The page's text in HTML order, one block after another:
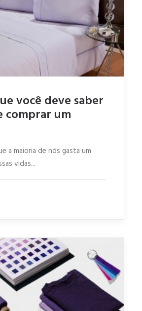
você deve saber
comprar um
a maioria de nós gasta um
vidas...